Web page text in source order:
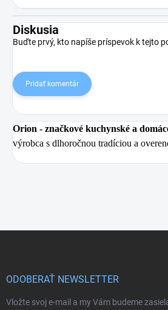
Diskusia
Buďte prvý, kto napíše príspevok k tejto
Pridať komentár
Orion - značkové kuchynské a
výrobca s dlhoročnou tradíciou a
ODOBERAŤ NEWSLETTER
Vložte svoj e-mail a my Vám budeme